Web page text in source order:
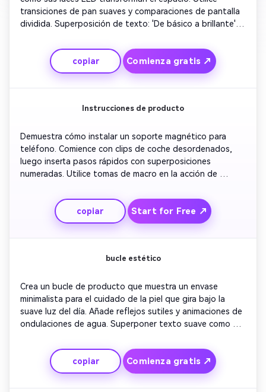
transiciones de pan suaves y comparaciones de pantalla
dividida. Superposición de texto: 'De básico a brillante'.
colocación del respaldo adhesivo. Concluye con una toma
de héroe de producto limpio y el eslogan de marca
desvanecido. Mantenga la música moderna y brillante
para el máximo compromiso.
copiar Comienza gratis ↗
Instrucciones de producto
Demuestra cómo instalar un soporte magnético para
teléfono. Comience con clips de coche desordenados,
luego inserta pasos rápidos con superposiciones
numeradas. Utilice tomas de macro en la acción de
carreteras accidentadas. Terminar con imágenes del
conductor feliz y el logo de la marca se desvanece.
Mantenga el tono instructivo pero visualmente pulido
para la claridad del listado de Amazon.
copiar Start for Free ↗
bucle estético
Crea un bucle de producto que muestra un envase
minimalista para el cuidado de la piel que gira bajo la
suave luz del día. Añade reflejos sutiles y animaciones de
ondulaciones de agua. Superponer texto suave como
consistencia para un atractivo similar a ASMR. Ideal para
los vendedores de belleza de Amazon que buscan una
presencia estética premium.
copiar Comienza gratis ↗